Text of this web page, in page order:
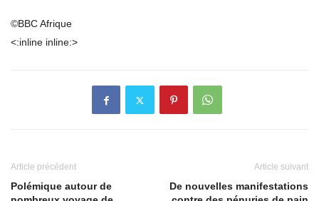
©BBC Afrique
<:inline inline:>
Article précédent
Polémique autour de
Article suivant
De nouvelles manifestations